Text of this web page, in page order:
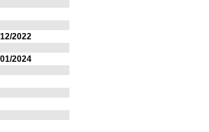
2022
2024